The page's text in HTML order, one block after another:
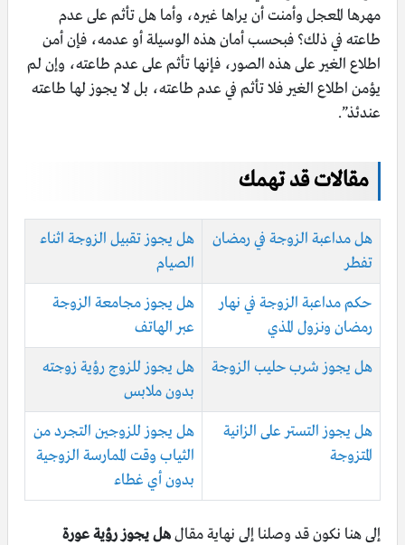
مهرها المعجل وأمنت أن يراها غيره، وأما هل تأثم على عدم
طاعته في ذلك؟ فبحسب أمان هذه الوسيلة أو عدمه، فإن أمن
اطلاع الغير على هذه الصور، فإنها تأثم على عدم طاعته، وإن لم
يؤمن اطلاع الغير فلا تأثم في عدم طاعته، بل لا يجوز لها طاعته
عندئذ”.
مقالات قد تهمك
هل مداعبة الزوجة في رمضان
تفطر
هل يجوز تقبيل الزوجة اثناء
الصيام
حكم مداعبة الزوجة في نهار
رمضان ونزول المذي
هل يجوز مجامعة الزوجة
عبر الهاتف
هل يجوز شرب حليب الزوجة
هل يجوز للزوج رؤية زوجته
بدون ملابس
هل يجوز التستر على الزانية
المتزوجة
هل يجوز للزوجين التجرد من
الثياب وقت الممارسة الزوجية
بدون أي غطاء
إلى هنا نكون قد وصلنا إلى نهاية مقالهل يجوز رؤية عورة